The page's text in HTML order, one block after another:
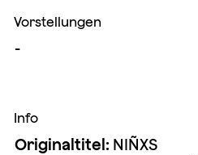
Vorstellungen
-
Info
Originaltitel: NIÑXS